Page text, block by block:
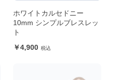
ホワイトカルセドニー
10mm シンプルブレスレッ
ト
4,900